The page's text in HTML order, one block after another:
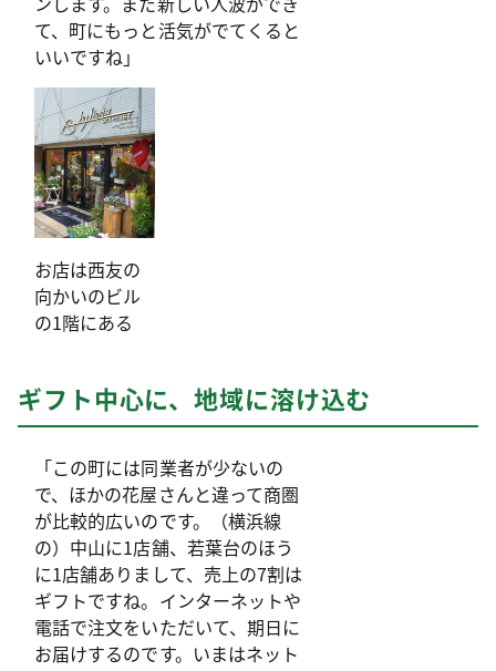
て、町にもっと活気がでてくると
いいですね」
お店は西友の
向かいのビル
の1階にある
ギフト中心に、地域に溶け込む
「この町には同業者が少ないの
で、ほかの花屋さんと違って商圏
が比較的広いのです。（横浜線
の）中山に1店舗、若葉台のほう
に1店舗ありまして、売上の7割は
ギフトですね。インターネットや
電話で注文をいただいて、期日に
お届けするのです。いまはネット